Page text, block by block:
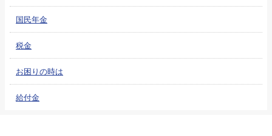
国民年金
税金
お困りの時は
給付金